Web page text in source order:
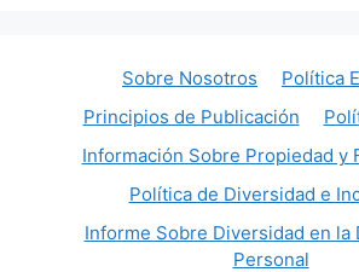
Sobre Nosotros
Política
Principios de Publicación
Información Sobre Propiedad y
Política de Diversidad e
Informe Sobre Diversidad en la
Personal